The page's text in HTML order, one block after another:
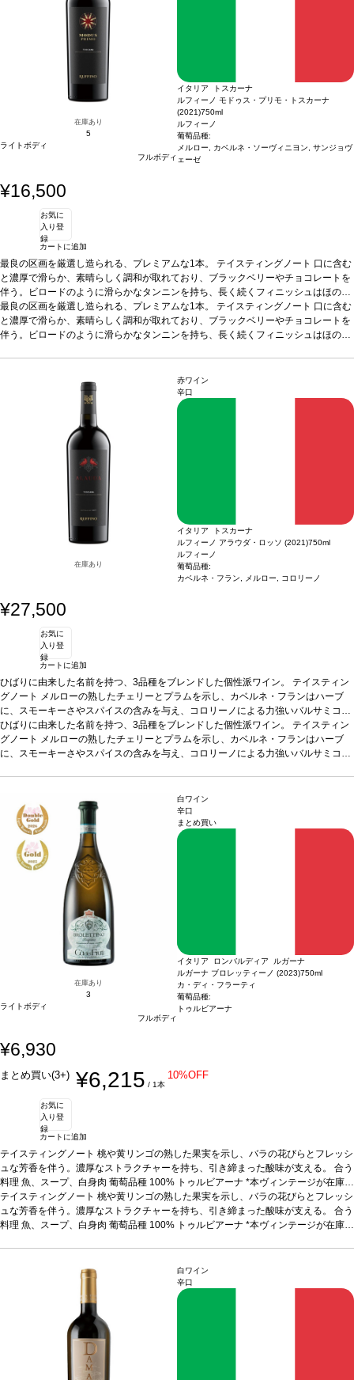
在庫あり
5
ライトボディ
フルボディ
イタリア トスカーナ
ルフィーノ モドゥス・プリモ・トスカーナ
(2021)750ml
ルフィーノ
葡萄品種:
メルロー, カベルネ・ソーヴィニヨン, サンジョヴ
ェーゼ
¥16,500
お気に
入り登
録
カートに追加
最良の区画を厳選し造られる、プレミアムな1本。 テイスティングノート 口に含む
と濃厚で滑らか、素晴らしく調和が取れており、ブラックベリーやチョコレートを
伴う。ビロードのように滑らかなタンニンを持ち、長く続くフィニッシュはほのか
なスパイスを感じる。葡萄品種メルロー 46%、カベルネ・ソーヴィニヨン 31%、
サンジョヴェーゼ 23%100%認証ユーロリーフ
最良の区画を厳選し造られる、プレミアムな1本。 テイスティングノート 口に含む
と濃厚で滑らか、素晴らしく調和が取れており、ブラックベリーやチョコレートを
伴う。ビロードのように滑らかなタンニンを持ち、長く続くフィニッシュはほのか
在庫あり
赤ワイン
辛口
イタリア トスカーナ
ルフィーノ アラウダ・ロッソ (2021)750ml
ルフィーノ
葡萄品種:
カベルネ・フラン, メルロー, コロリーノ
¥27,500
お気に
入り登
録
カートに追加
ひばりに由来した名前を持つ、3品種をブレンドした個性派ワイン。 テイスティン
グノート メルローの熟したチェリーとプラムを示し、カベルネ・フランはハーブ
に、スモーキーさやスパイスの含みを与え、コロリーノによる力強いバルサミコを
表している。葡萄品種カベルネ・フラン 47%、メルロー 41%、コロリーノ 12%
認証ユーロリーフ
ひばりに由来した名前を持つ、3品種をブレンドした個性派ワイン。 テイスティン
グノート メルローの熟したチェリーとプラムを示し、カベルネ・フランはハーブ
に、スモーキーさやスパイスの含みを与え、コロリーノによる力強いバルサミコを
在庫あり
3
ライトボディ
フルボディ
白ワイン
辛口
まとめ買い
イタリア ロンバルディア ルガーナ
ルガーナ ブロレッティーノ (2023)750ml
カ・ディ・フラーティ
葡萄品種:
トゥルビアーナ
¥6,930
まとめ買い(3+) ¥6,215 / 1本
10%OFF
お気に
入り登
録
カートに追加
テイスティングノート 桃や黄リンゴの熟した果実を示し、バラの花びらとフレッシ
ュな芳香を伴う。濃厚なストラクチャーを持ち、引き締まった酸味が支える。 合う
料理 魚、スープ、白身肉 葡萄品種 100% トゥルビアーナ *本ヴィンテージが在庫切
れの場合、在庫があり価格が同様の場合は自動的に次のヴィンテージに変更されま
す、ご了承ください。
テイスティングノート 桃や黄リンゴの熟した果実を示し、バラの花びらとフレッシ
ュな芳香を伴う。濃厚なストラクチャーを持ち、引き締まった酸味が支える。 合う
料理 魚、スープ、白身肉 葡萄品種 100% トゥルビアーナ *本ヴィンテージが在庫切
白ワイン
辛口